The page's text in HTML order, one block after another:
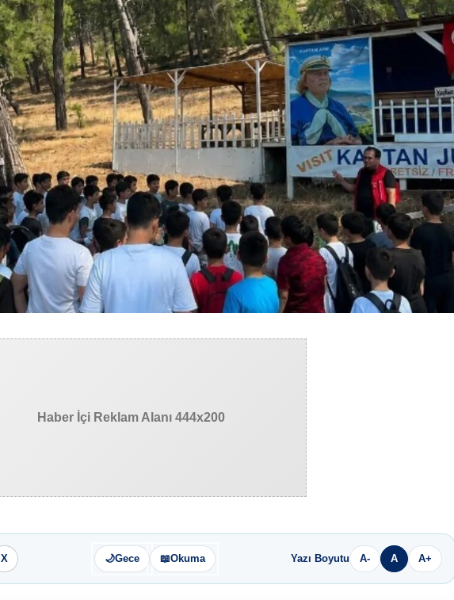
Haber İçi Reklam Alanı 444x200
X 🌙Gece 📖Okuma Yazı Boyutu A- A A+